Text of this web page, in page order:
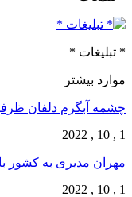
* تبلیغات *
موارد بیشتر
چشمه آبگرم دلفان
1 , 10 , 2022
مهران مدیری به کشور
1 , 10 , 2022